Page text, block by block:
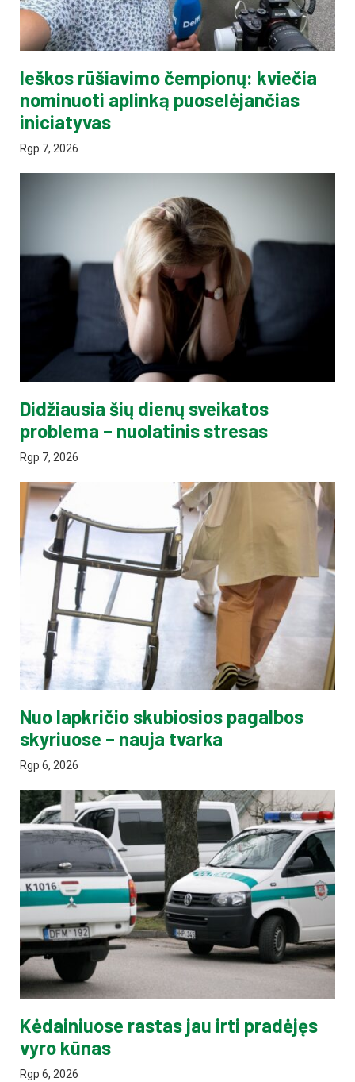
Ieškos rūšiavimo čempionų: kviečia
nominuoti aplinką puoselėjančias
iniciatyvas
Rgp 7, 2026
Didžiausia šių dienų sveikatos
problema – nuolatinis stresas
Rgp 7, 2026
Nuo lapkričio skubiosios pagalbos
skyriuose – nauja tvarka
Rgp 6, 2026
Kėdainiuose rastas jau irti pradėjęs
vyro kūnas
Rgp 6, 2026